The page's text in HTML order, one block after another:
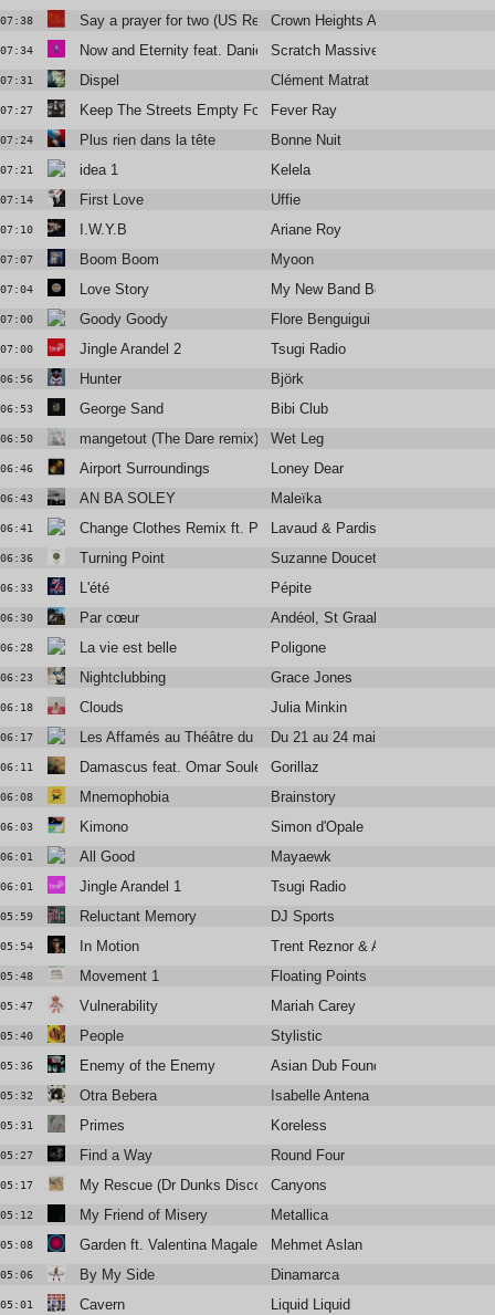
07:38 Say a prayer for two (US Remixed Version)
Crown Heights Affair
07:34 Now and Eternity feat. Daniel AgustScratch Massive
07:31 Dispel Clément Matrat
07:27 Keep The Streets Empty For MeFever Ray
07:24 Plus rien dans la tête Bonne Nuit
07:21 idea 1 Kelela
07:14 First Love Uffie
07:10 I.W.Y.B Ariane Roy
07:07 Boom Boom Myoon
07:04 Love Story My New Band Believe
07:00 Goody Goody Flore Benguigui
07:00 Jingle Arandel 2 Tsugi Radio
06:56 Hunter Björk
06:53 George Sand Bibi Club
06:50 mangetout (The Dare remix) Wet Leg
06:46 Airport Surroundings Loney Dear
06:43 AN BA SOLEY Maleïka
06:41 Change Clothes Remix ft. PardiLavaud & Pardison Fontaine
06:36 Turning Point Suzanne Doucet
06:33 L'été Pépite
06:30 Par cœur Andéol, St Graal
06:28 La vie est belle Poligone
06:23 Nightclubbing Grace Jones
06:18 Clouds Julia Minkin
06:17 Les Affamés au Théâtre du ChâteletDu 21 au 24 mai
06:11 Damascus feat. Omar Souleyman and Yasiin Bey
Gorillaz
06:08 Mnemophobia Brainstory
06:03 Kimono Simon d'Opale
06:01 All Good Mayaewk
06:01 Jingle Arandel 1 Tsugi Radio
05:59 Reluctant Memory DJ Sports
05:54 In Motion Trent Reznor & Atticus Ross
05:48 Movement 1 Floating Points
05:47 Vulnerability Mariah Carey
05:40 People Stylistic
05:36 Enemy of the Enemy Asian Dub Foundation
05:32 Otra Bebera Isabelle Antena
05:31 Primes Koreless
05:27 Find a Way Round Four
05:17 My Rescue (Dr Dunks Disco Extension)
Canyons
05:12 My Friend of Misery Metallica
05:08 Garden ft. Valentina Magaletti Mehmet Aslan
05:06 By My Side Dinamarca
05:01 Cavern Liquid Liquid